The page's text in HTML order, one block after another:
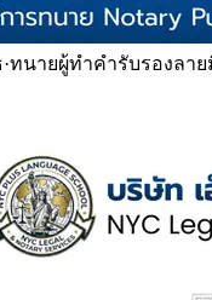
·ทนายผู้ทำคำรับรองลา